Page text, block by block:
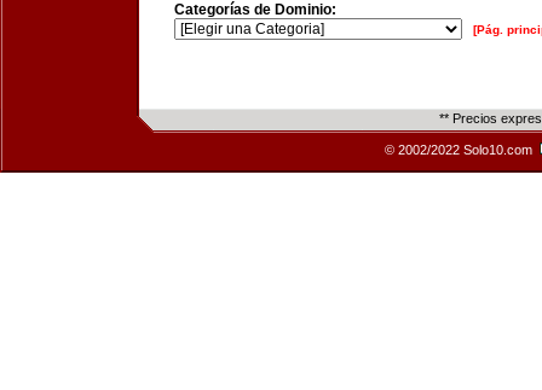
Categorías de Dominio:
[Pág.
** Precios
© 2002/2022 Solo10.com